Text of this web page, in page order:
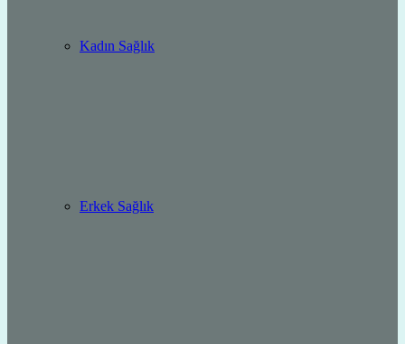
Kadın Sağlık
Erkek Sağlık